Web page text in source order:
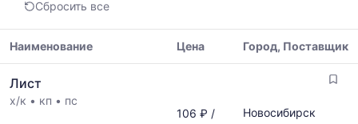
медианная
и
максимальная
данным
прайс-
Сбросить все
цен
на
Наименование Цена Город, Поставщик
Лист
х/к • кп • пс
106 ₽ /
Новосибирск